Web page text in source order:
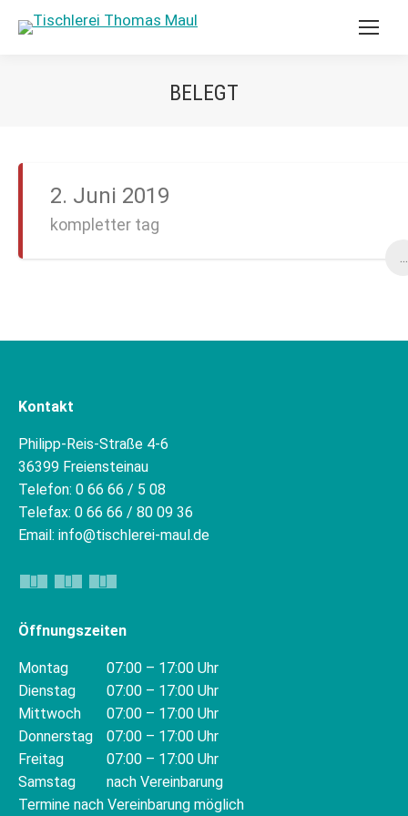
BELEGT
2. Juni 2019
kompletter tag
...
Kontakt
Philipp-Reis-Straße 4-6
36399 Freiensteinau
Telefon: 0 66 66 / 5 08
Telefax: 0 66 66 / 80 09 36
Email: info@tischlerei-maul.de
Öffnungszeiten
Montag
07:00 – 17:00 Uhr
Dienstag
07:00 – 17:00 Uhr
Mittwoch
07:00 – 17:00 Uhr
Donnerstag
07:00 – 17:00 Uhr
Freitag
07:00 – 17:00 Uhr
Samstag
nach Vereinbarung
Termine nach Vereinbarung möglich